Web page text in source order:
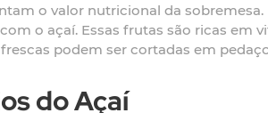
o valor nutricional da
o açaí. Essas frutas são ricas em
podem ser cortadas em
do Açaí